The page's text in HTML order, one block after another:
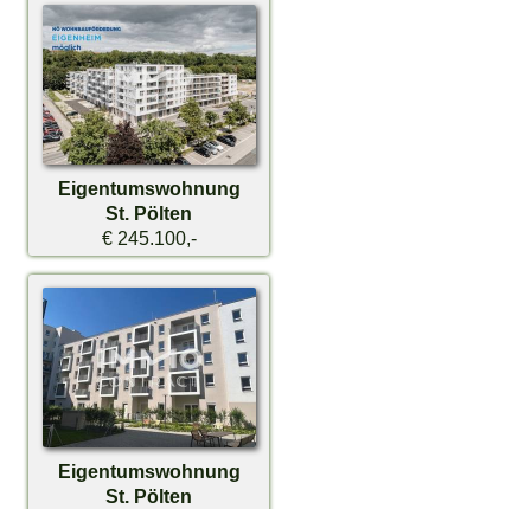
Eigentumswohnung
St. Pölten
€ 245.100,-
Eigentumswohnung
St. Pölten